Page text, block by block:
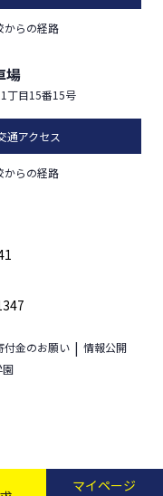
からの経路
場
丁目15番15号
通アクセス
からの経路
付金のお願い
情報公開
園
マイページ